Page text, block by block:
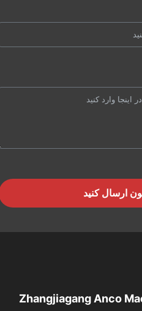
کنید
Zhangjiagang